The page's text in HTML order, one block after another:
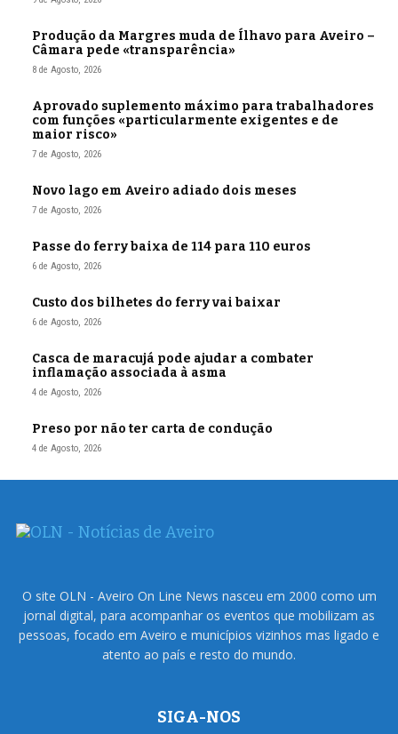
Produção da Margres muda de Ílhavo para Aveiro –
Câmara pede «transparência»
8 de Agosto, 2026
Aprovado suplemento máximo para trabalhadores
com funções «particularmente exigentes e de
maior risco»
7 de Agosto, 2026
Novo lago em Aveiro adiado dois meses
7 de Agosto, 2026
Passe do ferry baixa de 114 para 110 euros
6 de Agosto, 2026
Custo dos bilhetes do ferry vai baixar
6 de Agosto, 2026
Casca de maracujá pode ajudar a combater
inflamação associada à asma
4 de Agosto, 2026
Preso por não ter carta de condução
4 de Agosto, 2026
O site OLN - Aveiro On Line News nasceu em 2000 como um
jornal digital, para acompanhar os eventos que mobilizam as
pessoas, focado em Aveiro e municípios vizinhos mas ligado e
atento ao país e resto do mundo.
SIGA-NOS